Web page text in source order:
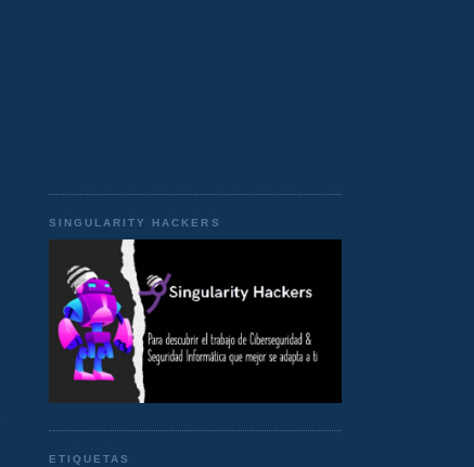
SINGULARITY HACKERS
ETIQUETAS